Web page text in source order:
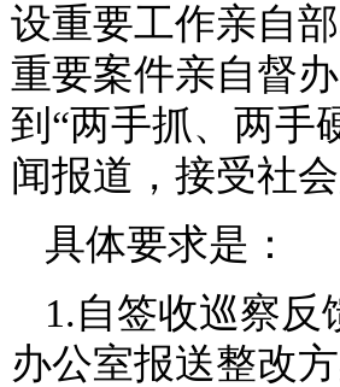
设重要工作亲自
重要案件亲自督
到“两手抓、两手
闻报道，接受社
具体要求是：
1.自签收巡察
办公室报送整改方